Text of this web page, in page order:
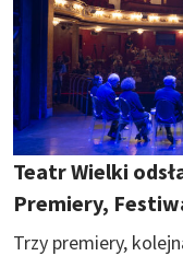
Teatr Wielki
Premiery,
Trzy premiery,